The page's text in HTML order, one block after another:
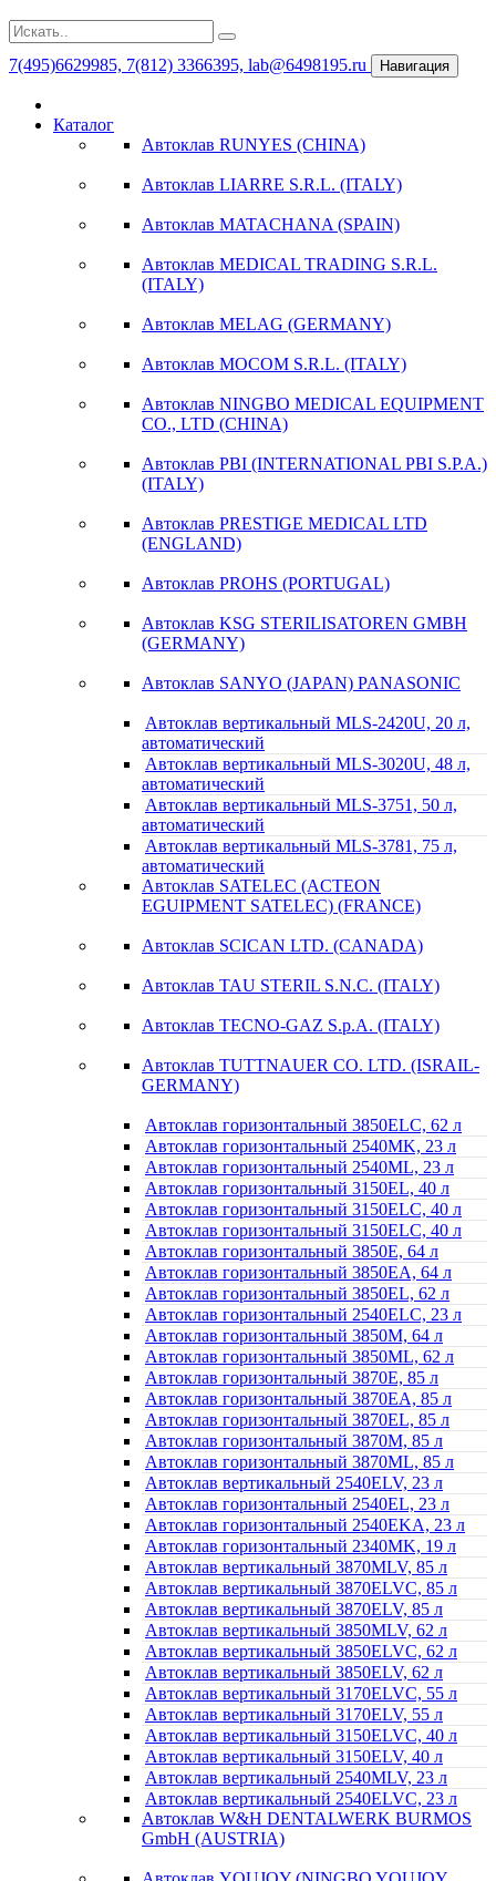
7(495)6629985, 7(812) 3366395, lab@6498195.ru Навигация
Каталог
Автоклав RUNYES (CHINA)
Автоклав LIARRE S.R.L. (ITALY)
Автоклав MATACHANA (SPAIN)
Автоклав MEDICAL TRADING S.R.L.
(ITALY)
Автоклав MELAG (GERMANY)
Автоклав MOCOM S.R.L. (ITALY)
Автоклав NINGBO MEDICAL EQUIPMENT
CO., LTD (CHINA)
Автоклав PBI (INTERNATIONAL PBI S.P.A.)
(ITALY)
Автоклав PRESTIGE MEDICAL LTD
(ENGLAND)
Автоклав PROHS (PORTUGAL)
Автоклав KSG STERILISATOREN GMBH
(GERMANY)
Автоклав SANYO (JAPAN) PANASONIC
Автоклав вертикальный MLS-2420U, 20 л,
автоматический
Автоклав вертикальный MLS-3020U, 48 л,
автоматический
Автоклав вертикальный MLS-3751, 50 л,
автоматический
Автоклав вертикальный MLS-3781, 75 л,
автоматический
Автоклав SATELEC (ACTEON
EGUIPMENT SATELEC) (FRANCE)
Автоклав SCICAN LTD. (CANADA)
Автоклав TAU STERIL S.N.C. (ITALY)
Автоклав TECNO-GAZ S.p.A. (ITALY)
Автоклав TUTTNAUER CO. LTD. (ISRAIL-
GERMANY)
Автоклав горизонтальный 3850ELC, 62 л
Автоклав горизонтальный 2540MK, 23 л
Автоклав горизонтальный 2540ML, 23 л
Автоклав горизонтальный 3150EL, 40 л
Автоклав горизонтальный 3150ELC, 40 л
Автоклав горизонтальный 3150ELC, 40 л
Автоклав горизонтальный 3850E, 64 л
Автоклав горизонтальный 3850EA, 64 л
Автоклав горизонтальный 3850EL, 62 л
Автоклав горизонтальный 2540ELC, 23 л
Автоклав горизонтальный 3850M, 64 л
Автоклав горизонтальный 3850ML, 62 л
Автоклав горизонтальный 3870E, 85 л
Автоклав горизонтальный 3870EA, 85 л
Автоклав горизонтальный 3870EL, 85 л
Автоклав горизонтальный 3870M, 85 л
Автоклав горизонтальный 3870ML, 85 л
Автоклав вертикальный 2540ELV, 23 л
Автоклав горизонтальный 2540EL, 23 л
Автоклав горизонтальный 2540EKA, 23 л
Автоклав горизонтальный 2340MK, 19 л
Автоклав вертикальный 3870MLV, 85 л
Автоклав вертикальный 3870ELVC, 85 л
Автоклав вертикальный 3870ELV, 85 л
Автоклав вертикальный 3850MLV, 62 л
Автоклав вертикальный 3850ELVC, 62 л
Автоклав вертикальный 3850ELV, 62 л
Автоклав вертикальный 3170ELVC, 55 л
Автоклав вертикальный 3170ELV, 55 л
Автоклав вертикальный 3150ELVC, 40 л
Автоклав вертикальный 3150ELV, 40 л
Автоклав вертикальный 2540MLV, 23 л
Автоклав вертикальный 2540ELVC, 23 л
Автоклав W&H DENTALWERK BURMOS
GmbH (AUSTRIA)